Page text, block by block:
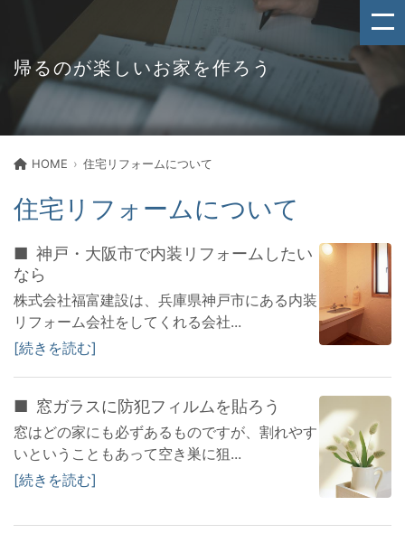
帰るのが楽しいお家を作ろう
HOME 住宅リフォームについて
住宅リフォームについて
神戸・大阪市で内装リフォームしたい
なら
株式会社福富建設は、兵庫県神戸市にある内装
リフォーム会社をしてくれる会社...
続きを読む
窓ガラスに防犯フィルムを貼ろう
窓はどの家にも必ずあるものですが、割れやす
いということもあって空き巣に狙...
続きを読む